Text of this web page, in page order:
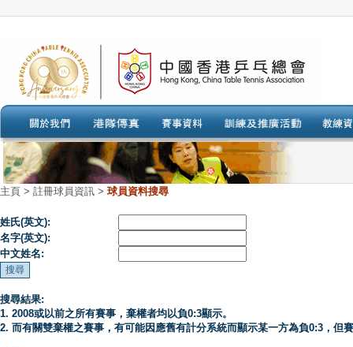
主頁 > 註冊球員資訊 > 球員資料搜尋
姓氏(英文):
名字(英文):
中文姓名:
搜尋結果:
1. 2008或以前之所有賽事，棄權者均以負0:3顯示。
2. 而有關雙棄權之賽事，有可能因應舊有計分系統而顯示某一方為負0:3，但